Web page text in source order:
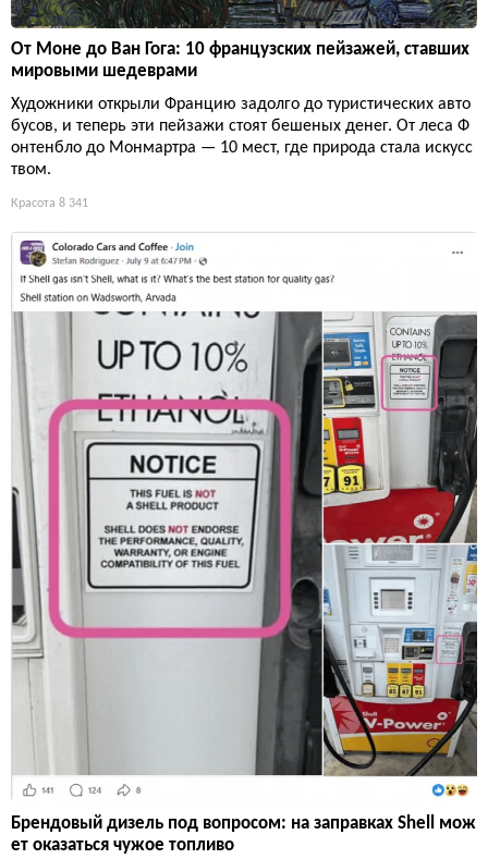
От Моне до Ван Гога: 10 французских пейзажей, ставших
мировыми шедеврами
Художники открыли Францию задолго до туристических авто
бусов, и теперь эти пейзажи стоят бешеных денег. От леса Ф
онтенбло до Монмартра — 10 мест, где природа стала искусс
твом.
Красота 8 341
Брендовый дизель под вопросом: на заправках Shell мож
ет оказаться чужое топливо